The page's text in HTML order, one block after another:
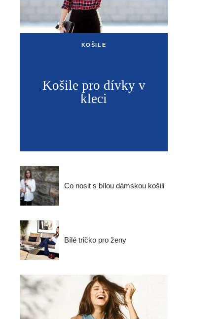
KOŠILE
Košile pro dívky v
kleci
Co nosit s bílou dámskou košili
Bílé tričko pro ženy